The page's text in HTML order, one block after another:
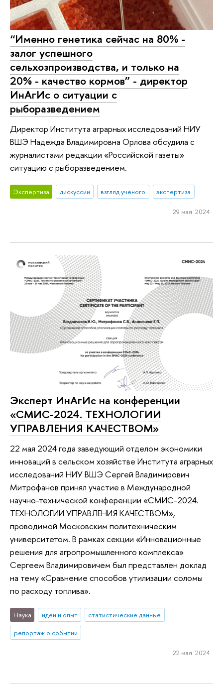
“Именно генетика сейчас на 80% -
залог успешного
сельхозпроизводства, и только на
20% - качество кормов” - директор
ИнАгИс о ситуации с
рыборазведением
Директор Института аграрных исследований НИУ
ВШЭ Надежда Владимировна Орлова обсудила с
журналистами редакции «Российской газеты»
ситуацию с рыборазведением.
Экспертиза дискуссии взгляд ученого экспертиза
29 мая 2024
Эксперт ИнАгИс на конференции
«СМИС-2024. ТЕХНОЛОГИИ
УПРАВЛЕНИЯ КАЧЕСТВОМ»
22 мая 2024 года заведующий отделом экономики
инноваций в сельском хозяйстве Института аграрных
исследований НИУ ВШЭ Сергей Владимирович
Митрофанов принял участие в Международной
научно-технической конференции «СМИС-2024.
ТЕХНОЛОГИИ УПРАВЛЕНИЯ КАЧЕСТВОМ»,
проводимой Московским политехническим
университетом. В рамках секции «Инновационные
решения для агропромышленного комплекса»
Сергеем Владимировичем был представлен доклад
на тему «Сравнение способов утилизации соломы
по расходу топлива».
Наука идеи и опыт
статистические данные
репортаж о событии
22 мая 2024